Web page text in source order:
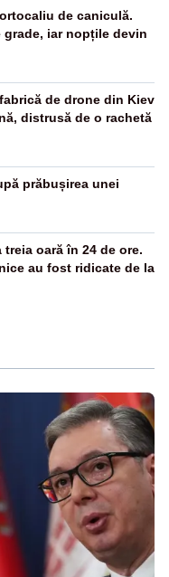
de caniculă.
grade, iar nopțile devin
de drone din Kiev
distrusă de o rachetă
prăbușirea unei
oară în 24 de ore.
au fost ridicate de la